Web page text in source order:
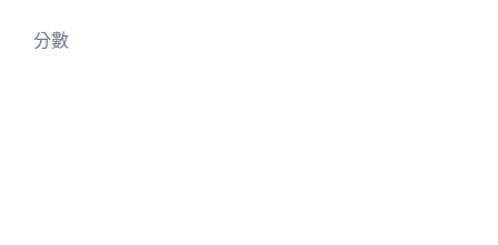
分數